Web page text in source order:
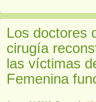
Los doctores
cirugía
las víctimas
Femenina